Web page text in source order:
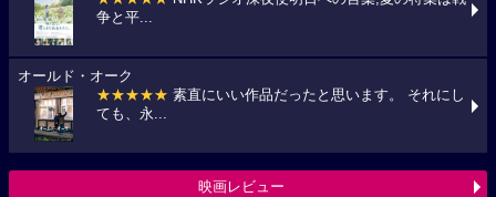
争と平...
オールド・オーク
★★★★★ 素直にいい作品だったと思います。 それにし
ても、永...
映画レビュー